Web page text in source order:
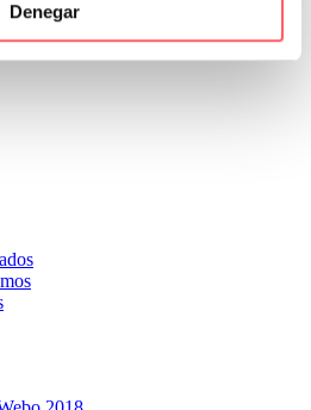
Denegar
28970 Madrid